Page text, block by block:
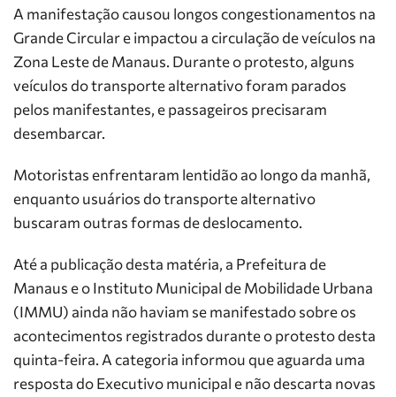
A manifestação causou longos congestionamentos na
Grande Circular e impactou a circulação de veículos na
Zona Leste de Manaus. Durante o protesto, alguns
veículos do transporte alternativo foram parados
pelos manifestantes, e passageiros precisaram
desembarcar.
Motoristas enfrentaram lentidão ao longo da manhã,
enquanto usuários do transporte alternativo
buscaram outras formas de deslocamento.
Até a publicação desta matéria, a Prefeitura de
Manaus e o Instituto Municipal de Mobilidade Urbana
(IMMU) ainda não haviam se manifestado sobre os
acontecimentos registrados durante o protesto desta
quinta-feira. A categoria informou que aguarda uma
resposta do Executivo municipal e não descarta novas